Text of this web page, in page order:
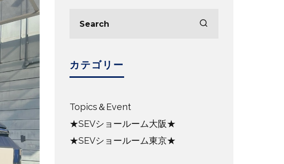
カテゴリー
Topics＆Event
★SEVショールーム大阪★
★SEVショールーム東京★